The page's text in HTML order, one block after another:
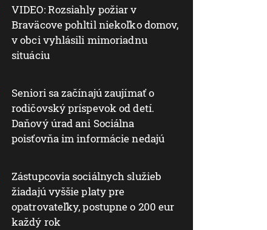
VIDEO: Rozsiahly požiar v
Braväcove pohltil niekoľko domov,
v obci vyhlásili mimoriadnu
situáciu
Seniori sa začínajú zaujímať o
rodičovský príspevok od detí.
Daňový úrad ani Sociálna
poisťovňa im informácie nedajú
Zástupcovia sociálnych služieb
žiadajú vyššie platy pre
opatrovateľky, postupne o 200 eur
každý rok